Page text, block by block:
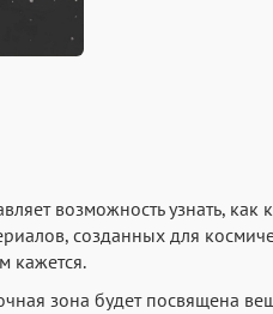
возможность узнать,
созданных для
кажется.
зона будет посвящена